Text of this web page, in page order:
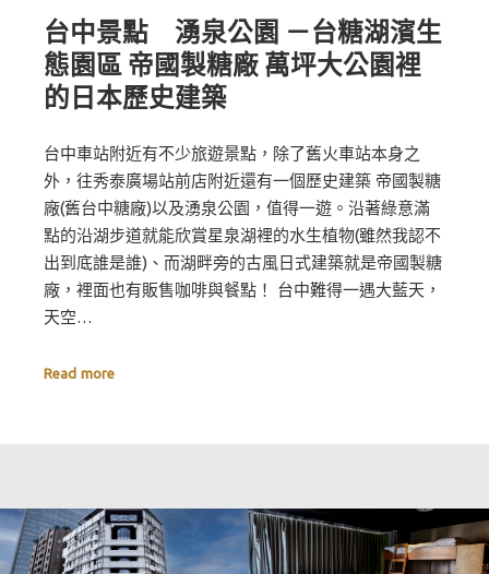
台中景點 湧泉公園 －台糖湖濱生
態園區 帝國製糖廠 萬坪大公園裡
的日本歷史建築
台中車站附近有不少旅遊景點，除了舊火車站本身之
外，往秀泰廣場站前店附近還有一個歷史建築 帝國製糖
廠(舊台中糖廠)以及湧泉公園，值得一遊。沿著綠意滿
點的沿湖步道就能欣賞星泉湖裡的水生植物(雖然我認不
出到底誰是誰)、而湖畔旁的古風日式建築就是帝國製糖
廠，裡面也有販售咖啡與餐點！ 台中難得一遇大藍天，
天空…
Read more